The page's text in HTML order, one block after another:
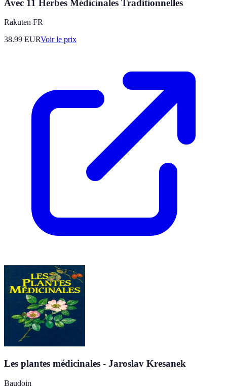
Avec 11 Herbes Médicinales Traditionnelles
Rakuten FR
38.99 EURVoir le prix
Les plantes médicinales - Jaroslav Kresanek
Baudoin